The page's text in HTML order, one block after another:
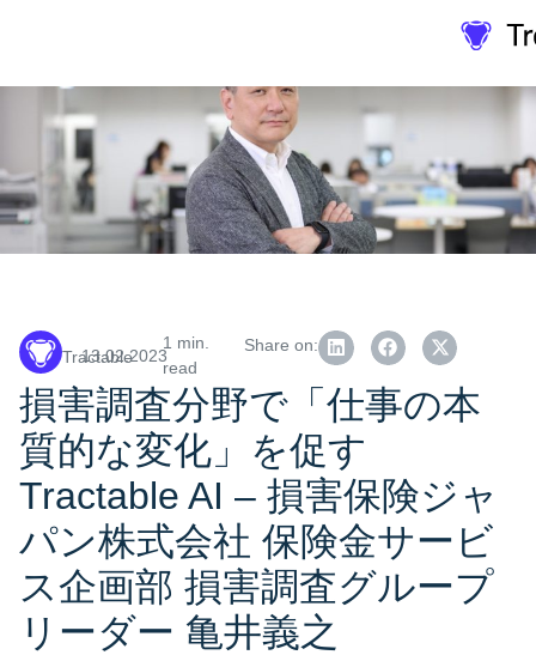
Tractable
13.02.2023
1 min.
read
Share on:
損害調査分野で「仕事の本
質的な変化」を促す
Tractable AI – 損害保険ジャ
パン株式会社 保険金サービ
ス企画部 損害調査グループ
リーダー 亀井義之